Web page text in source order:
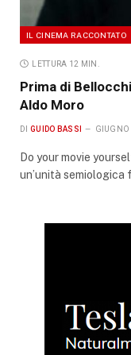
IL CINEMA RACCONTATO
LETTURA 12 MIN.
Prima di
Aldo Moro
DI GUIDO BASSI
Do your movie
un’unità semiologica